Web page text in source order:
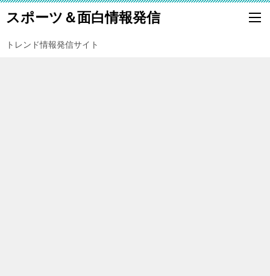
スポーツ＆面白情報発信
トレンド情報発信サイト